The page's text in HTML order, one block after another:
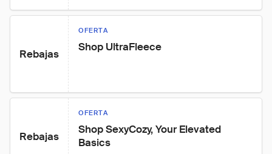
Rebajas
OFERTA
Shop UltraFleece
Rebajas
OFERTA
Shop SexyCozy, Your Elevated
Basics